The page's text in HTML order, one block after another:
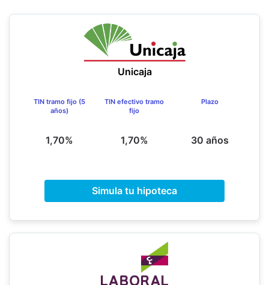
Unicaja
TIN tramo fijo (5
años)
1,70%
TIN efectivo tramo
fijo
1,70%
Plazo
30 años
Simula tu hipoteca